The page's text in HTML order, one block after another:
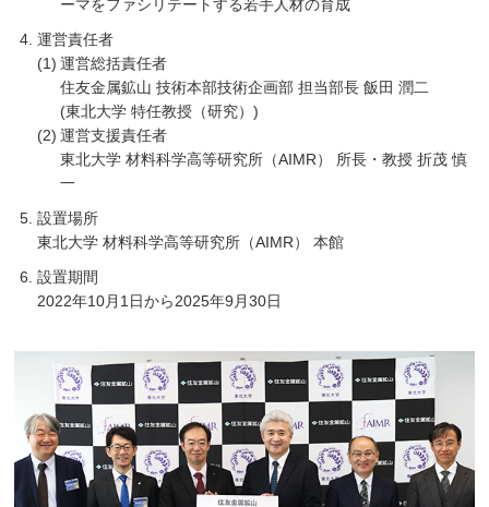
ーマをファシリテートする若手人材の育成
運営責任者
運営総括責任者
住友金属鉱山 技術本部技術企画部 担当部長 飯田 潤二
(東北大学 特任教授（研究）)
運営支援責任者
東北大学 材料科学高等研究所（AIMR） 所長・教授 折茂 慎
一
設置場所
東北大学 材料科学高等研究所（AIMR） 本館
設置期間
2022年10月1日から2025年9月30日